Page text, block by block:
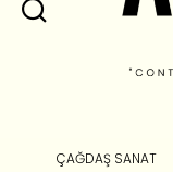
ÇAĞDAŞ SANAT